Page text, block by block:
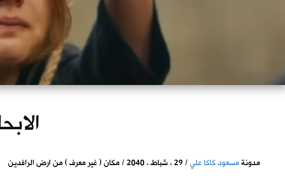
مدونةمسعود كاكا علي/ 29 ، شباط ، 2040 / مكان ( غير معرف ) من ارض الرافدين